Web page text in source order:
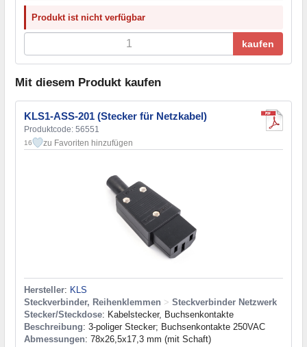
Produkt ist nicht verfügbar
kaufen
Mit diesem Produkt kaufen
KLS1-ASS-201 (Stecker für Netzkabel)
Produktcode: 56551
16 zu Favoriten hinzufügen
Hersteller: KLS
Steckverbinder, Reihenklemmen > Steckverbinder Netzwerk
Stecker/Steckdose: Kabelstecker, Buchsenkontakte
Beschreibung: 3-poliger Stecker; Buchsenkontakte 250VAC
Abmessungen: 78x26,5x17,3 mm (mit Schaft)